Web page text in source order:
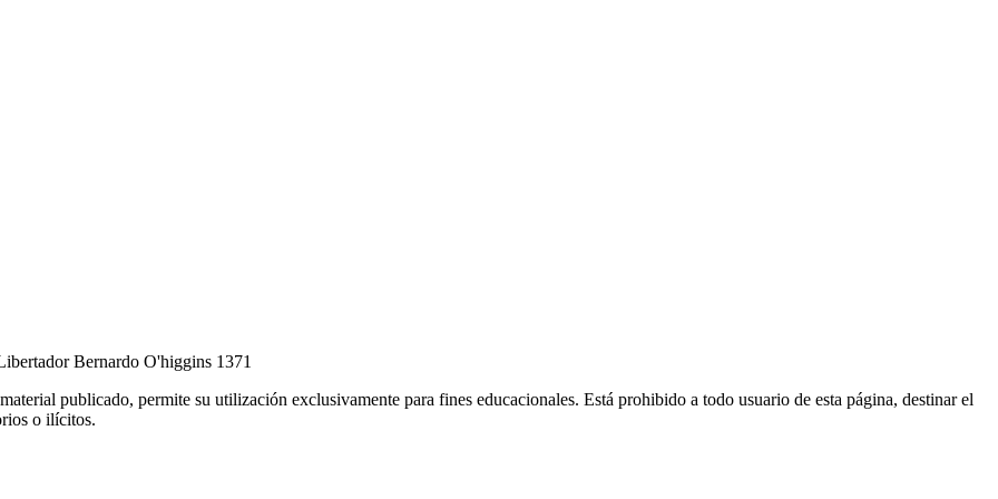
Bernardo O'higgins 1371
publicado, permite su utilización exclusivamente para fines educacionales. Está prohibido a todo usuario de esta página, destinar el
o ilícitos.